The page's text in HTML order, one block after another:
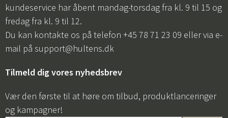
kundeservice har åbent mandag-torsdag fra kl. 9 til 15 og
fredag fra kl. 9 til 12.
Du kan kontakte os på telefon +45 78 71 23 09 eller via e-
mail på support@hultens.dk
Tilmeld dig vores nyhedsbrev
Vær den første til at høre om tilbud, produktlanceringer
og kampagner!